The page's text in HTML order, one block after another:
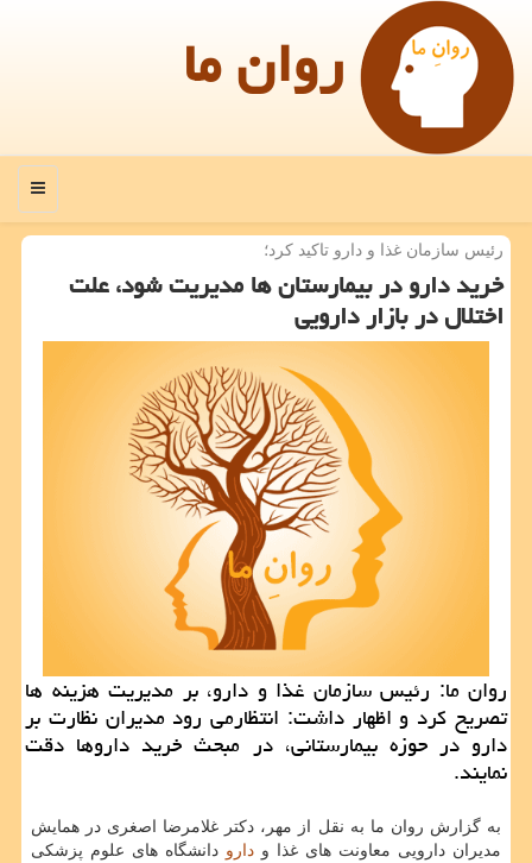
روان ما
منو
رئیس سازمان غذا و دارو تاكید كرد؛
خرید دارو در بیمارستان ها مدیریت شود، علت
اختلال در بازار دارویی
روان ما: رئیس سازمان غذا و دارو، بر مدیریت هزینه ها
تصریح كرد و اظهار داشت: انتظارمی رود مدیران نظارت بر
دارو در حوزه بیمارستانی، در مبحث خرید داروها دقت
نمایند.
به گزارش روان ما به نقل از مهر، دكتر غلامرضا اصغری در همایش
مدیران دارویی معاونت های غذا و دارو دانشگاه های علوم پزشكی